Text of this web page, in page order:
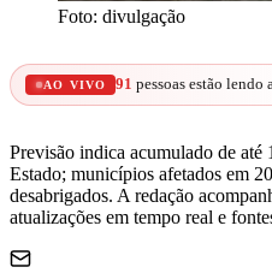
Foto: divulgação
AO VIVO 91 pessoas estão lendo
Previsão indica acumulado de
Estado; municípios afetados em
desabrigados. A redação
atualizações em tempo real e